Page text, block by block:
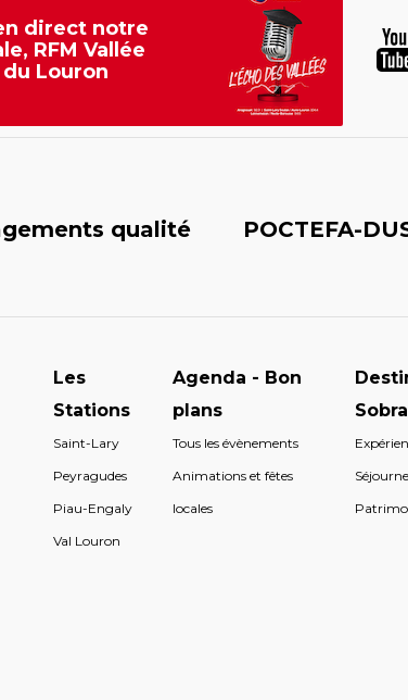
direct notre
RFM Vallée
Louron
qualité POCTEFA-
Les
Stations
Saint-Lary
Peyragudes
Piau-Engaly
Val Louron
Agenda - Bon
plans
Tous les évènements
Animations et fêtes
locales